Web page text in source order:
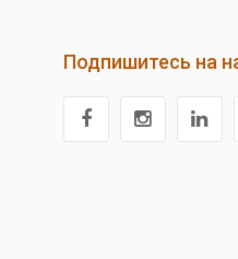
Подпишитесь на